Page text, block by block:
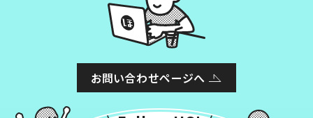
お問い合わせページへ